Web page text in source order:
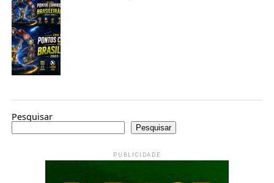
Pesquisar
Pesquisar
PUBLICIDADE